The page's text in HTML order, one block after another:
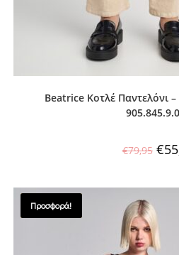
Beatrice Κοτλέ Παντελόνι
€79,95 €
SALES !
Προσφορά!